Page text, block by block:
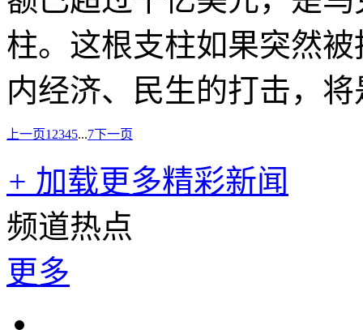
柱。这根支柱如果突然
内经济、民生的打击，
上一页1 2345...7下一页
+ 加载更多精彩新闻
频道热点
更多